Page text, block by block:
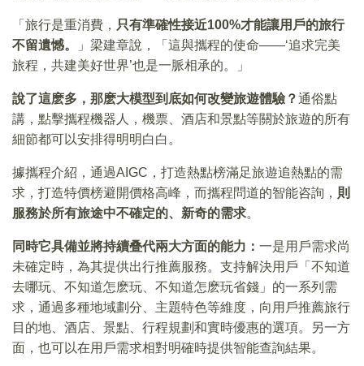
「旅行是重消費， 只有準確性接近100%才能讓用戶的旅行
不留遺憾。
」梁建章說，「這與攜程的使命——‘追求完美
旅程，共建美好世界’也是一脈相承的。」
說了這麽多，那麽大模型到底如何改變旅遊體驗？通俗點
講，點擊攜程機器人，機票、酒店和景點等關於旅遊的所有
細節都可以安排得明明白白。
據攜程介紹，通過AIGC，打造熱點榜滿足旅遊追熱點的需
求，打造特價榜避開價格高峰，而攜程問道的智能咨詢， 則
服務於所有旅途中不確定的、新奇的需求。
同時它具備並將持續叠代兩大方面的能力： 一是用戶需求尚
未確定時，為其提供出行推薦服務。支持解決用戶「不知道
去哪玩、不知道怎麽玩、不知道怎麽玩省錢」的一系列需
求，通過多種地域劃分、主題特色等維度，向用戶推薦旅行
目的地、酒店、景點、行程規劃和實時優惠的選項。另一方
面，也可以在用戶需求相對明確時提供智能查詢結果。